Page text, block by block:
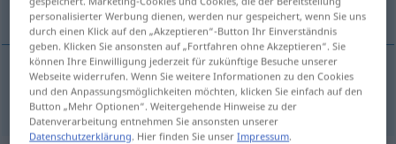
imitation Imitat
personalisierter Werbung dienen, werden nur gespeichert, wenn Sie uns
durch einen Klick auf den „Akzeptieren“-Button Ihr Einverständnis
geben. Klicken Sie ansonsten auf „Fortfahren ohne Akzeptieren“. Sie
können Ihre Einwilligung jederzeit für zukünftige Besuche unserer
Webseite widerrufen. Wenn Sie weitere Informationen zu den Cookies
und den Anpassungsmöglichkeiten möchten, klicken Sie einfach auf den
Button „Mehr Optionen“. Weitergehende Hinweise zu der
Datenverarbeitung entnehmen Sie ansonsten unserer
Datenschutzerklärung. Hier finden Sie unserImpressum.